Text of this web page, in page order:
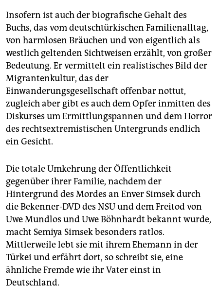
Insofern ist auch der biografische Gehalt des
Buchs, das vom deutschtürkischen Familienalltag,
von harmlosen Bräuchen und von eigentlich als
westlich geltenden Sichtweisen erzählt, von großer
Bedeutung. Er vermittelt ein realistisches Bild der
Migrantenkultur, das der
Einwanderungsgesellschaft offenbar nottut,
zugleich aber gibt es auch dem Opfer inmitten des
Diskurses um Ermittlungspannen und dem Horror
des rechtsextremistischen Untergrunds endlich
ein Gesicht.
Die totale Umkehrung der Öffentlichkeit
gegenüber ihrer Familie, nachdem der
Hintergrund des Mordes an Enver Simsek durch
die Bekenner-DVD des NSU und dem Freitod von
Uwe Mundlos und Uwe Böhnhardt bekannt wurde,
macht Semiya Simsek besonders ratlos.
Mittlerweile lebt sie mit ihrem Ehemann in der
Türkei und erfährt dort, so schreibt sie, eine
ähnliche Fremde wie ihr Vater einst in
Deutschland.